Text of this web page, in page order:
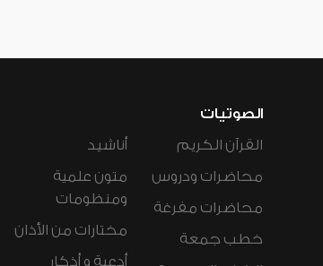
الصوتيات
القرآن الكريم
محاضرات ودروس
محاضرات مفرغة
خطب جمعة
أناشيد
متون علمية
ومنظومات
مختارات من الأذان
أدعية و أذكار